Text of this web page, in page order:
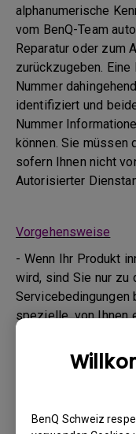
BenQ Schweiz
alphanumerische
vom BenQ-Team
Reparatur oder zum
zurückzugeben.
Nummer
identifiziert und
Nummer
können. Sie müssen
sofern Ihnen nicht
Autorisierter
Vorgehensweise
- Wenn Ihr Produkt
wird, sind Sie nur zu
Servicebedingungen
spezielle, von Ihnen
müssen Sie unser
alle geforderten
dem Defekt sowie
Website